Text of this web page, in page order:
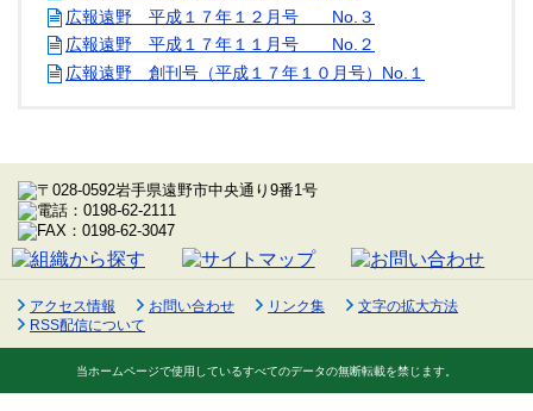
広報遠野 平成１７年１２月号 No.３
広報遠野 平成１７年１１月号 No.２
広報遠野 創刊号（平成１７年１０月号）No.１
アクセス情報 お問い合わせ リンク集
文字の拡大方法
RSS配信について
当ホームページで使用しているすべてのデータの無断転載を禁じます。